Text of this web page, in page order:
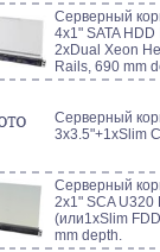
Серверный
4x1" SATA
2xDual Xeon
Rails, 690 mm
Серверный
3x3.5"+1xSlim
Серверный
2x1" SCA U320
(или1xSlim
mm depth.